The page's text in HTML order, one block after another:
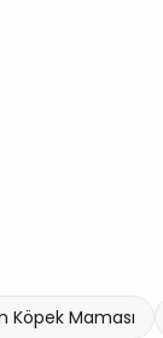
Köpek Maması